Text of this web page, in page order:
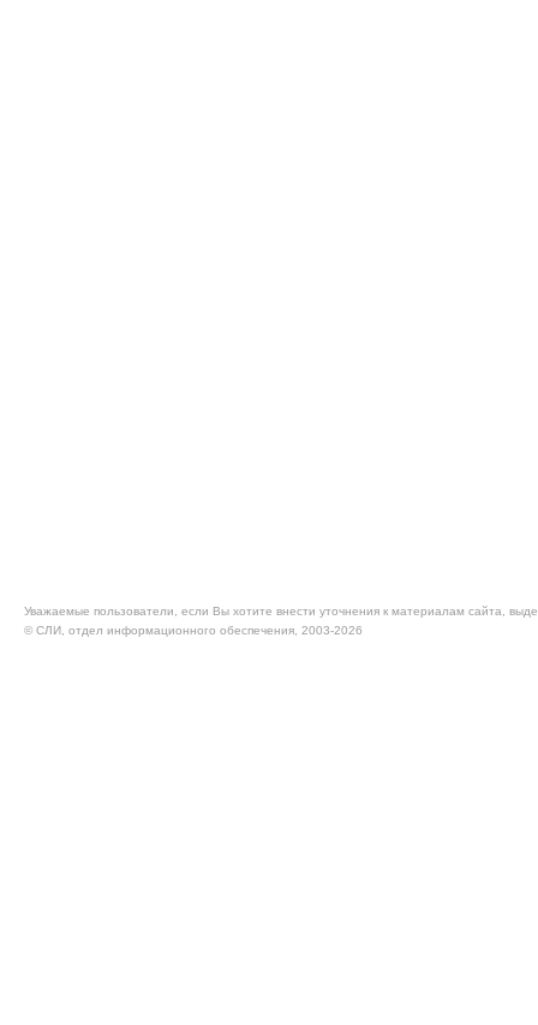
Уважаемые пользователи, если Вы хотите внести уточнения к материалам сайта,
© CЛИ, отдел информационного обеспечения, 2003-2026